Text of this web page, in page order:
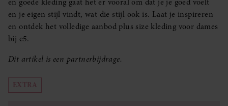
en je eigen stijl vindt, wat die stijl ook is. Laat je inspireren
en ontdek het volledige aanbod plus size kleding voor dames
bij e5.
Dit artikel is een partnerbijdrage.
EXTRA